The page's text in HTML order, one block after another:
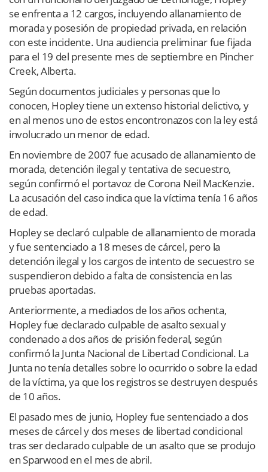
se enfrenta a 12 cargos, incluyendo allanamiento de
morada y posesión de propiedad privada, en relación
con este incidente. Una audiencia preliminar fue fijada
para el 19 del presente mes de septiembre en Pincher
Creek, Alberta.
Según documentos judiciales y personas que lo
conocen, Hopley tiene un extenso historial delictivo, y
en al menos uno de estos encontronazos con la ley está
involucrado un menor de edad.
En noviembre de 2007 fue acusado de allanamiento de
morada, detención ilegal y tentativa de secuestro,
según confirmó el portavoz de Corona Neil MacKenzie.
La acusación del caso indica que la víctima tenía 16 años
de edad.
Hopley se declaró culpable de allanamiento de morada
y fue sentenciado a 18 meses de cárcel, pero la
detención ilegal y los cargos de intento de secuestro se
suspendieron debido a falta de consistencia en las
pruebas aportadas.
Anteriormente, a mediados de los años ochenta,
Hopley fue declarado culpable de asalto sexual y
condenado a dos años de prisión federal, según
confirmó la Junta Nacional de Libertad Condicional. La
Junta no tenía detalles sobre lo ocurrido o sobre la edad
de la víctima, ya que los registros se destruyen después
de 10 años.
El pasado mes de junio, Hopley fue sentenciado a dos
meses de cárcel y dos meses de libertad condicional
tras ser declarado culpable de un asalto que se produjo
en Sparwood en el mes de abril.